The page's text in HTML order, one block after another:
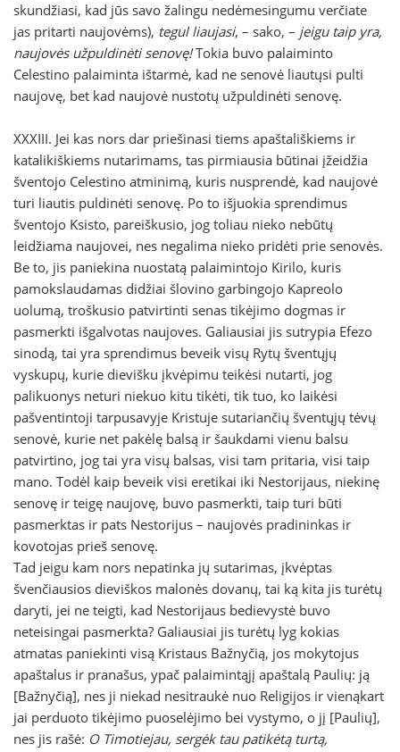
skundžiasi, kad jūs savo žalingu nedėmesingumu verčiate
jas pritarti naujovėms), tegul liaujasi, – sako, – jeigu taip yra,
naujovės užpuldinėti senovę!Tokia buvo palaiminto
Celestino palaiminta ištarmė, kad ne senovė liautųsi pulti
naujovę, bet kad naujovė nustotų užpuldinėti senovę.
XXXIII. Jei kas nors dar priešinasi tiems apaštališkiems ir
katalikiškiems nutarimams, tas pirmiausia būtinai įžeidžia
šventojo Celestino atminimą, kuris nusprendė, kad naujovė
turi liautis puldinėti senovę. Po to išjuokia sprendimus
šventojo Ksisto, pareiškusio, jog toliau nieko nebūtų
leidžiama naujovei, nes negalima nieko pridėti prie senovės.
Be to, jis paniekina nuostatą palaimintojo Kirilo, kuris
pamokslaudamas didžiai šlovino garbingojo Kapreolo
uolumą, troškusio patvirtinti senas tikėjimo dogmas ir
pasmerkti išgalvotas naujoves. Galiausiai jis sutrypia Efezo
sinodą, tai yra sprendimus beveik visų Rytų šventųjų
vyskupų, kurie dievišku įkvėpimu teikėsi nutarti, jog
palikuonys neturi niekuo kitu tikėti, tik tuo, ko laikėsi
pašventintoji tarpusavyje Kristuje sutariančių šventųjų tėvų
senovė, kurie net pakėlę balsą ir šaukdami vienu balsu
patvirtino, jog tai yra visų balsas, visi tam pritaria, visi taip
mano. Todėl kaip beveik visi eretikai iki Nestorijaus, niekinę
senovę ir teigę naujovę, buvo pasmerkti, taip turi būti
pasmerktas ir pats Nestorijus – naujovės pradininkas ir
kovotojas prieš senovę.
Tad jeigu kam nors nepatinka jų sutarimas, įkvėptas
švenčiausios dieviškos malonės dovanų, tai ką kita jis turėtų
daryti, jei ne teigti, kad Nestorijaus bedievystė buvo
neteisingai pasmerkta? Galiausiai jis turėtų lyg kokias
atmatas paniekinti visą Kristaus Bažnyčią, jos mokytojus
apaštalus ir pranašus, ypač palaimintąjį apaštalą Paulių: ją
[Bažnyčią], nes ji niekad nesitraukė nuo Religijos ir vienąkart
jai perduoto tikėjimo puoselėjimo bei vystymo, o jį [Paulių],
nes jis rašė: O Timotiejau, sergėk tau patikėtą turtą,